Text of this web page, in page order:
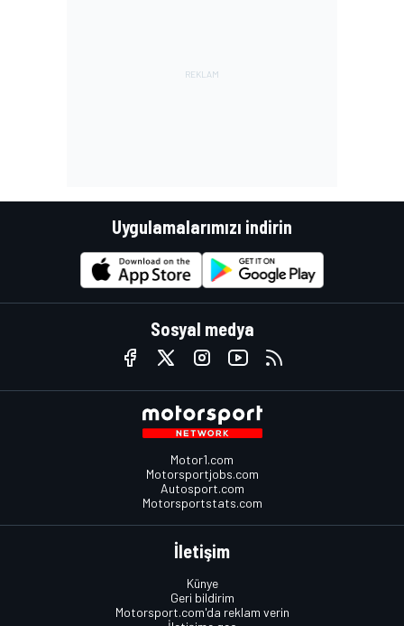
Uygulamalarımızı indirin
Sosyal medya
Motor1.com
Motorsportjobs.com
Autosport.com
Motorsportstats.com
İletişim
Künye
Geri bildirim
Motorsport.com'da reklam verin